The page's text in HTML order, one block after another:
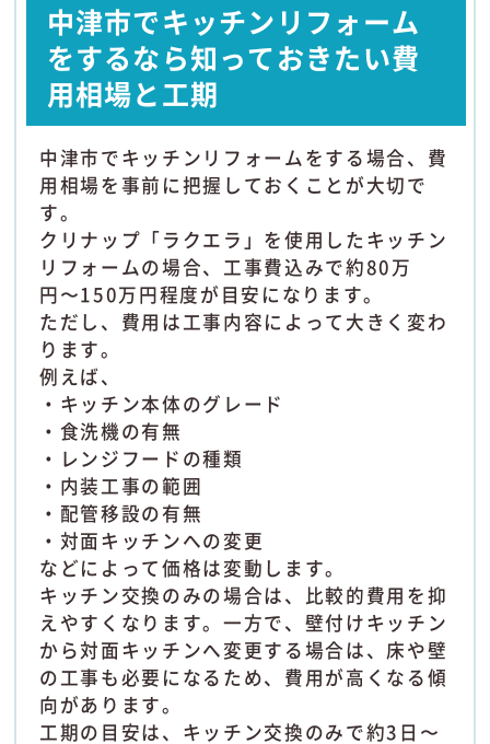
中津市でキッチンリフォーム
をするなら知っておきたい費
用相場と工期
中津市でキッチンリフォームをする場合、費
用相場を事前に把握しておくことが大切で
す。
クリナップ「ラクエラ」を使用したキッチン
リフォームの場合、工事費込みで約80万
円〜150万円程度が目安になります。
ただし、費用は工事内容によって大きく変わ
ります。
例えば、
・キッチン本体のグレード
・食洗機の有無
・レンジフードの種類
・内装工事の範囲
・配管移設の有無
・対面キッチンへの変更
などによって価格は変動します。
キッチン交換のみの場合は、比較的費用を抑
えやすくなります。一方で、壁付けキッチン
から対面キッチンへ変更する場合は、床や壁
の工事も必要になるため、費用が高くなる傾
向があります。
工期の目安は、キッチン交換のみで約3日〜